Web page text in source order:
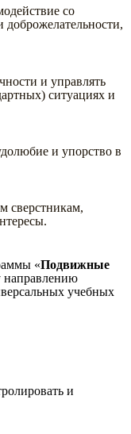
со
и управлять
ситуациях и
и упорство в
сверстникам,
«Подвижные
направлению
учебных
и